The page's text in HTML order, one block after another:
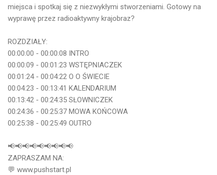
miejsca i spotkaj się z niezwykłymi stworzeniami. Gotowy na
wyprawę przez radioaktywny krajobraz?
ROZDZIAŁY:
00:00:00 - 00:00:08 INTRO
00:00:09 - 00:01:23 WSTĘPNIACZEK
00:01:24 - 00:04:22 O O ŚWIECIE
00:04:23 - 00:13:41 KALENDARIUM
00:13:42 - 00:24:35 SŁOWNICZEK
00:24:36 - 00:25:37 MOWA KOŃCOWA
00:25:38 - 00:25:49 OUTRO
📢📢📢📢📢📢📢📢📢
ZAPRASZAM NA:
💬 www.pushstart.pl